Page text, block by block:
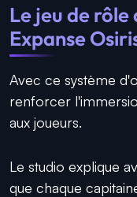
Le jeu de
Expanse
Avec ce système
renforcer
aux joueurs.
Le studio explique
que chaque